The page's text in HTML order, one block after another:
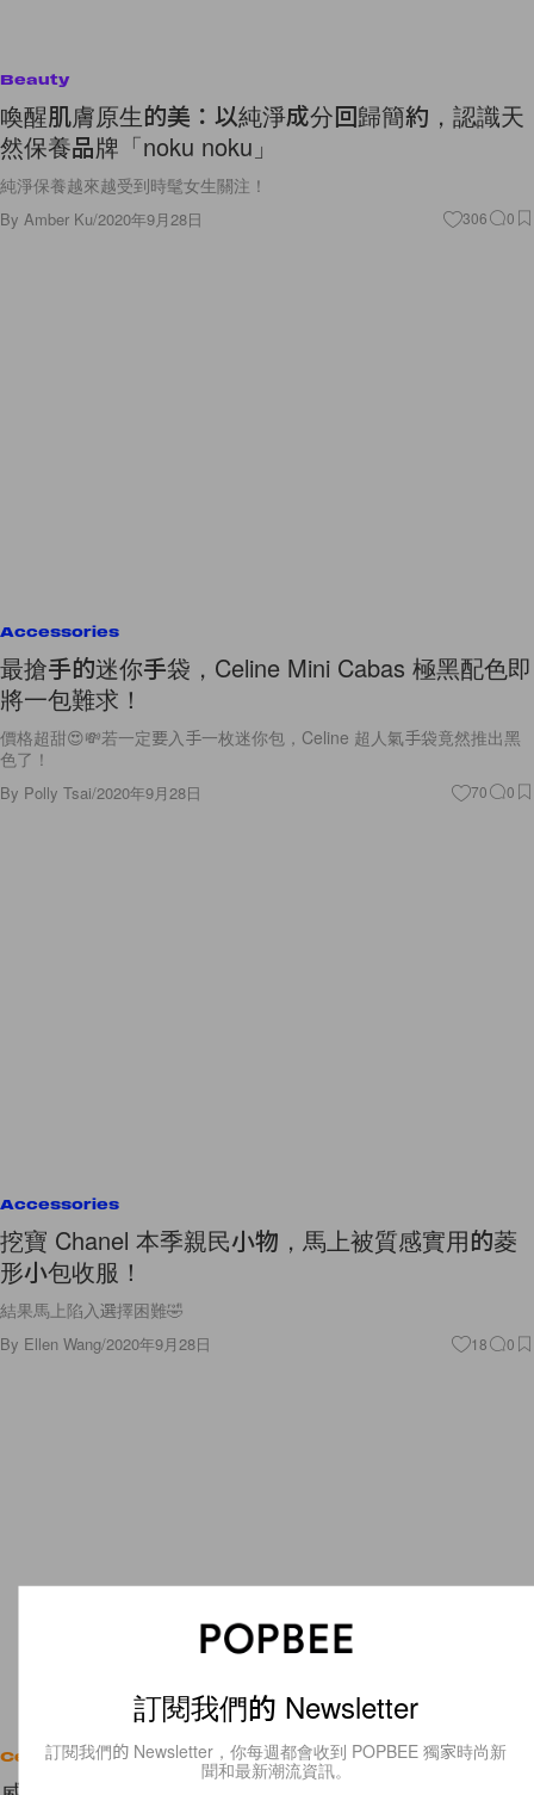
Beauty
喚醒肌膚原生的美：以純淨成分回歸簡約，認識天
然保養品牌「noku noku」
純淨保養越來越受到時髦女生關注！
By Amber Ku/2020年9月28日 306 0
Accessories
最搶手的迷你手袋，Celine Mini Cabas 極黑配色即
將一包難求！
價格超甜😍💸若一定要入手一枚迷你包，Celine 超人氣手袋竟然推出黑
色了！
By Polly Tsai/2020年9月28日 70 0
Accessories
挖寶 Chanel 本季親民小物，馬上被質感實用的菱
形小包收服！
結果馬上陷入選擇困難🤣
By Ellen Wang/2020年9月28日 18 0
Celebrities
訂閱我們的 Newsletter
訂閱我們的 Newsletter，你每週都會收到 POPBEE 獨家時尚新
聞和最新潮流資訊。